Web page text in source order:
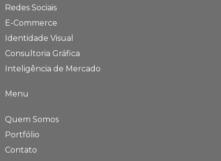
Redes Sociais
E-Commerce
Identidade Visual
Consultoria Gráfica
Inteligência de Mercado
Menu
Quem Somos
Portfólio
Contato